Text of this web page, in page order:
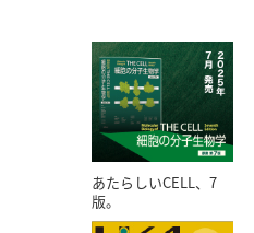
あたらしいCELL、7
版。